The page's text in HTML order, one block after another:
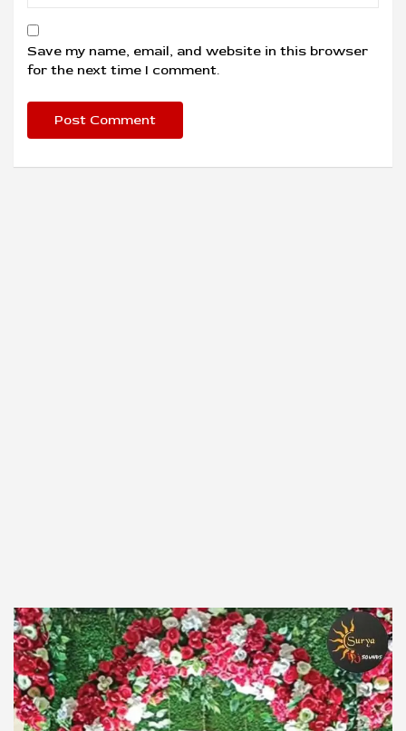
Save my name, email, and website in this browser
for the next time I comment.